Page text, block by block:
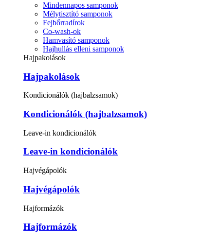
Mindennapos samponok
Mélytisztító samponok
Fejbőrradírok
Co-wash-ok
Hamvasító samponok
Hajhullás elleni samponok
Hajpakolások
Hajpakolások
Kondicionálók (hajbalzsamok)
Kondicionálók (hajbalzsamok)
Leave-in kondicionálók
Leave-in kondicionálók
Hajvégápolók
Hajvégápolók
Hajformázók
Hajformázók